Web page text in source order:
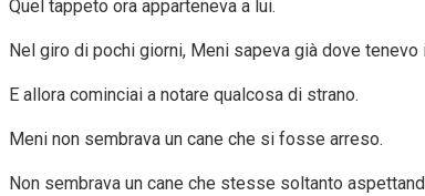
Quel tappeto ora apparteneva a lui.
Nel giro di pochi giorni, Meni sapeva già dove
E allora cominciai a notare qualcosa di strano.
Meni non sembrava un cane che si fosse arreso.
Non sembrava un cane che stesse soltanto